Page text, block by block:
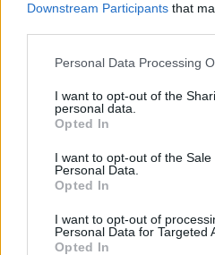
Downstream Participants that
Personal Data Processing
I want to opt-out of the
personal data.
Opted In
I want to opt-out of the Sale
Personal Data.
Opted In
I want to opt-out of
Personal Data for Targeted
Opted In
La sensazione è che la
fino alla sosta, per poi
definitiva.
In effetti, anche a causa
infrasettimanale,
cambiare allenatore in
lavorare con la squadra.